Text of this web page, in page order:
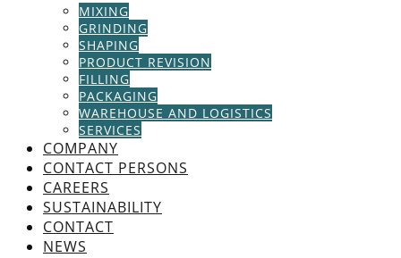
MIXING
GRINDING
SHAPING
PRODUCT REVISION
FILLING
PACKAGING
WAREHOUSE AND LOGISTICS
SERVICES
COMPANY
CONTACT PERSONS
CAREERS
SUSTAINABILITY
CONTACT
NEWS